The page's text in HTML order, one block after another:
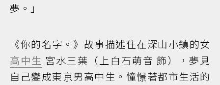
夢。」
《你的名字。》故事描述住在深山小鎮的女
高中生 宮水三葉（上白石萌音 飾），夢見
自己變成東京男高中生。憧憬著都市生活的